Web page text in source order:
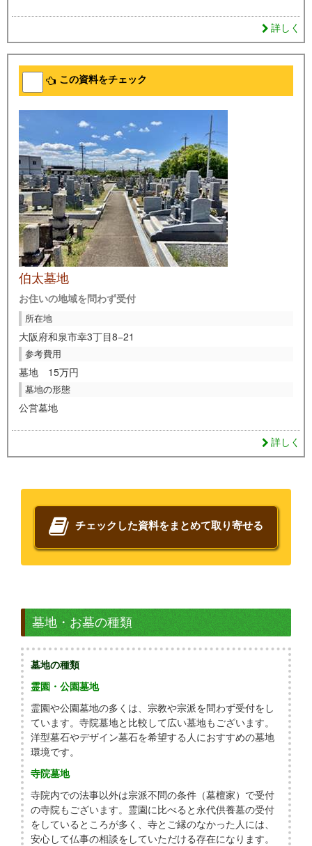
詳しく
この資料をチェック
伯太墓地
お住いの地域を問わず受付
所在地
大阪府和泉市幸3丁目8−21
参考費用
墓地 15万円
墓地の形態
公営墓地
詳しく
チェックした資料をまとめて取り寄せる
墓地・お墓の種類
墓地の種類
霊園・公園墓地
霊園や公園墓地の多くは、宗教や宗派を問わず受付をし
ています。寺院墓地と比較して広い墓地もございます。
洋型墓石やデザイン墓石を希望する人におすすめの墓地
環境です。
寺院墓地
寺院内での法事以外は宗派不問の条件（墓檀家）で受付
の寺院もございます。霊園に比べると永代供養墓の受付
をしているところが多く、寺とご縁のなかった人には、
安心して仏事の相談をしていただける存在になります。